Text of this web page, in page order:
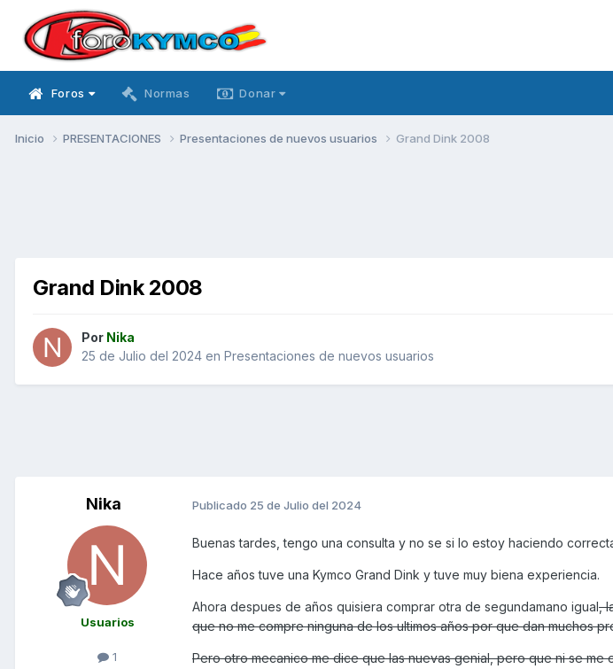
Foros Normas Donar
Inicio PRESENTACIONES Presentaciones de nuevos usuarios Grand Dink 2008
Grand Dink 2008
Por Nika
25 de Julio del 2024 en Presentaciones de nuevos usuarios
Nika
Usuarios
1
Publicado 25 de Julio del 2024
Buenas tardes, tengo una consulta y no se si lo estoy haciendo
Hace años tuve una Kymco Grand Dink y tuve muy biena experiencia.
Ahora despues de años quisiera comprar otra de segundamano igual,
que no me compre ninguna de los ultimos años por que dan muchos
Pero otro mecanico me dice que las nuevas genial, pero que ni se me